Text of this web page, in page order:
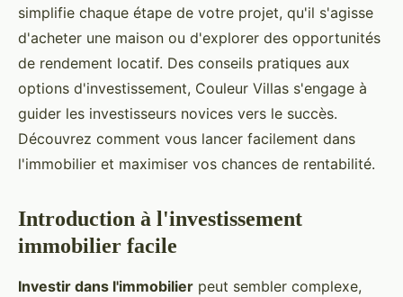
simplifie chaque étape de votre projet, qu'il s'agisse
d'acheter une maison ou d'explorer des opportunités
de rendement locatif. Des conseils pratiques aux
options d'investissement, Couleur Villas s'engage à
guider les investisseurs novices vers le succès.
Découvrez comment vous lancer facilement dans
l'immobilier et maximiser vos chances de rentabilité.
Introduction à l'investissement
immobilier facile
Investir dans l'immobilier peut sembler complexe,